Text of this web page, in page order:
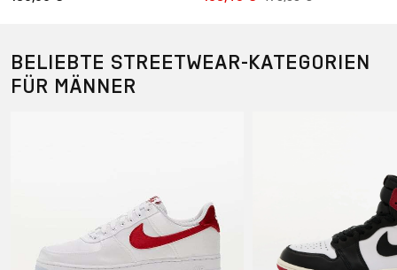
BELIEBTE STREETWEAR-KATEGORIEN
FÜR MÄNNER